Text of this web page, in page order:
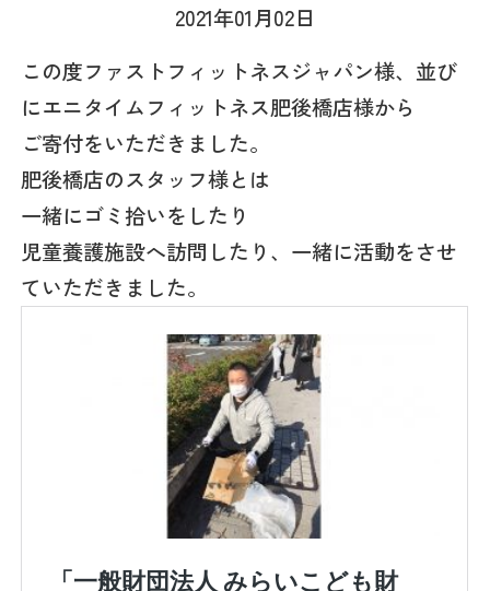
2021年01月02日
この度ファストフィットネスジャパン様、並び
にエニタイムフィットネス肥後橋店様から
ご寄付をいただきました。
肥後橋店のスタッフ様とは
一緒にゴミ拾いをしたり
児童養護施設へ訪問したり、一緒に活動をさせ
ていただきました。